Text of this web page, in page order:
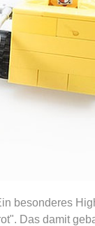
besonderes
Das damit